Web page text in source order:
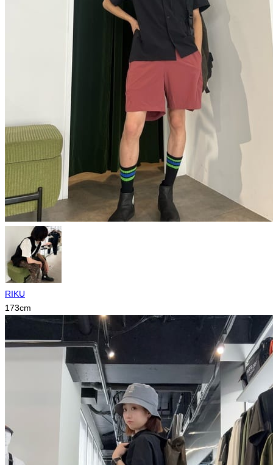
RIKU
173cm